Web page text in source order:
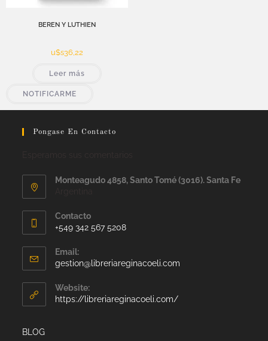
BEREN Y LUTHIEN
u$s36,22
Leer más
NOTIFICARME
Pongase En Contacto
Monteagudo 4858, Santo Tomé (3016). Santa Fe
Contacto
+549 342 567 5208
Email:
gestion@libreriareginacoeli.com
Website:
https://libreriareginacoeli.com/
BLOG